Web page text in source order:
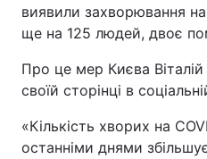
Економіка
Спорт
Зброя
виявили захворювання
ще на 125 людей, двоє
Про це мер Києва
своїй сторінці в
«Кількість хворих на
останніми днями